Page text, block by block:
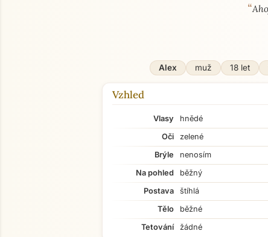
O
“
Alex muž 18 let
Vzhled
Vlasy
hnědé
Oči
zelené
Brýle
nenosím
Na pohled
běžný
Postava
štíhlá
Tělo
běžné
Tetování
žádné